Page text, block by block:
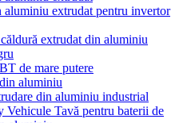
aluminiu extrudat pentru invertor
extrudat din aluminiu
de mare putere
aluminiu
din aluminiu industrial
Vehicule Tavă pentru baterii de